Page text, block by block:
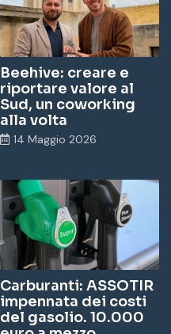
Beehive: creare e
riportare valore al
Sud, un coworking
alla volta
14 Maggio 2026
Carburanti: ASSOTIR
impennata dei costi
del gasolio. 10.000